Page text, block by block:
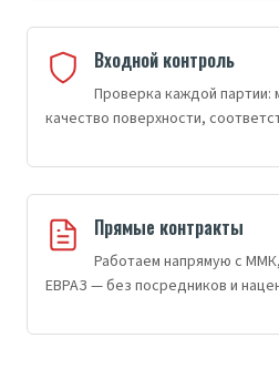
Входной контроль
Проверка каждой партии:
качество поверхности,
Прямые контракты
Работаем напрямую с
ЕВРАЗ — без посредников и